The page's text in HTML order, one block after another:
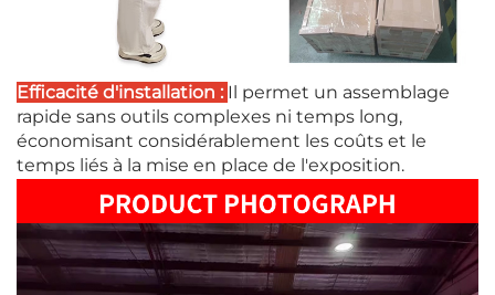
Efficacité d'installation : Il permet un assemblage
rapide sans outils complexes ni temps long,
économisant considérablement les coûts et le
temps liés à la mise en place de l'exposition.